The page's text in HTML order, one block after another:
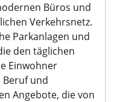
Büros und
Verkehrsnetz.
Parkanlagen und
den täglichen
Einwohner
Beruf und
Angebote, die von